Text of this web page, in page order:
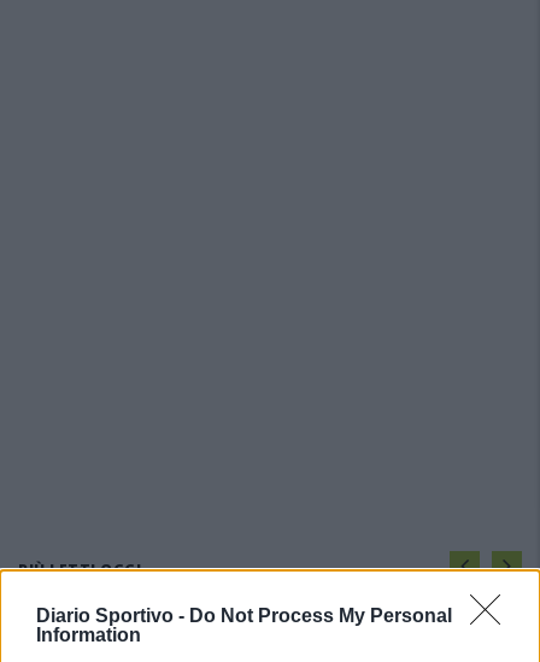
Diario Sportivo - Do Not Process My Personal
Information
PIÙ LETTI OGGI